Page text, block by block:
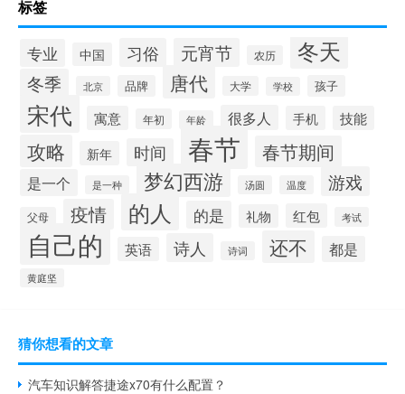
标签
专业 中国 习俗 元宵节 农历 冬天
冬季 北京 品牌 唐代 大学 学校 孩子
宋代 寓意 年初 年龄 很多人 手机 技能
攻略 新年 时间 春节 春节期间
是一个 是一种 梦幻西游 汤圆 温度 游戏
父母 疫情 的人 的是 礼物 红包 考试
自己的 英语 诗人 诗词 还不 都是
黄庭坚
猜你想看的文章
汽车知识解答捷途x70有什么配置？